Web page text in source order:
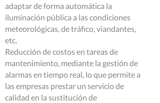
adaptar de forma automática la
iluminación pública a las condiciones
meteorológicas, de tráfico, viandantes,
etc.
Reducción de costos en tareas de
mantenimiento, mediante la gestión de
alarmas en tiempo real, lo que permite a
las empresas prestar un servicio de
calidad en la sustitución de